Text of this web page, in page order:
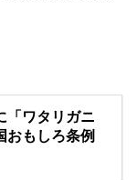
「ワタリガニ
おもしろ条例